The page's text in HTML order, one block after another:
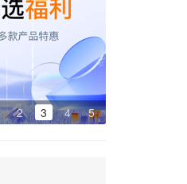
2 3 4 5